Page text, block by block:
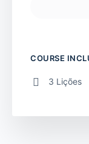
COURSE
3 Lições